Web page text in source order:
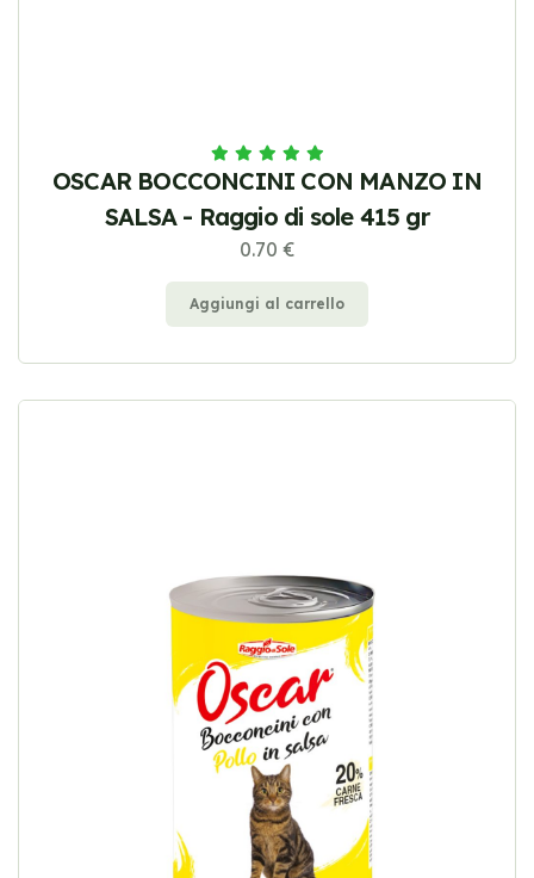
OSCAR BOCCONCINI CON MANZO IN
SALSA - Raggio di sole 415 gr
0.70 €
Aggiungi al carrello